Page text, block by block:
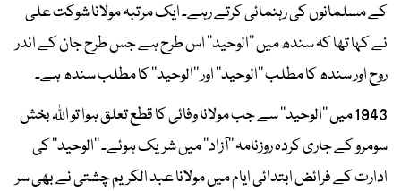
کے مسلمانوں کی رہنمائی کرتے رہے۔ ایک مرتبہ مولانا شوکت علی
نے کہا تھا کہ سندھ میں ’’الوحید‘‘ اس طرح ہے جس طرح جان کے اندر
روح اور سندھ کا مطلب ’’الوحید‘‘ اور ’’الوحید‘‘ کا مطلب سندھ ہے۔
1943 میں ’’الوحید‘‘ سے جب مولانا وفائی کا قطع تعلق ہوا تو اللہ بخش
سومرو کے جاری کردہ روزنامہ ’’آزاد‘‘ میں شریک ہوئے۔ ’’الوحید‘‘ کی
ادارت کے فرائض ابتدائی ایام میں مولانا عبد الکریم چشتی نے بھی سر